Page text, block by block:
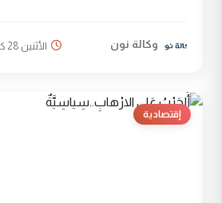
وكالة نون الأثنين 28 كانون الأول 2015
إقتصادية